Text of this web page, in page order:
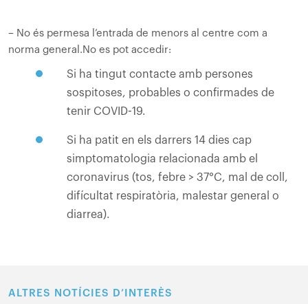
– No és permesa l’entrada de menors al centre com a
norma general.No es pot accedir:
Si ha tingut contacte amb persones
sospitoses, probables o confirmades de
tenir COVID-19.
Si ha patit en els darrers 14 dies cap
simptomatologia relacionada amb el
coronavirus (tos, febre > 37°C, mal de coll,
difícultat respiratòria, malestar general o
diarrea).
ALTRES NOTÍCIES D’INTERÈS